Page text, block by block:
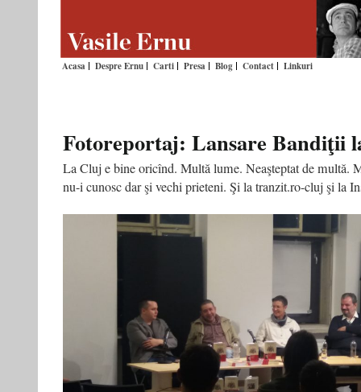
Acasa Despre Ernu Carti Presa Blog Contact Linkuri
Fotoreportaj: Lansare Bandiţii
La Cluj e bine oricînd. Multă lume. Neaşteptat de multă.
nu-i cunosc dar şi vechi prieteni. Şi la tranzit.ro-cluj şi la